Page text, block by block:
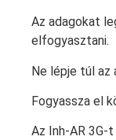
Az adagokat
elfogyasztani.
Ne lépje túl az
Fogyassza el
Az Inh-AR